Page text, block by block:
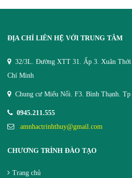
ĐỊA CHỈ LIÊN HỆ VỚI TRUNG TÂM
32/3L. Đường XTT 31. Ấp 3. Xuân
Chí Minh
Chung cư Miếu Nổi. F3. Bình Thạnh.
0945.211.555
amnhactrinhthuy@gmail.com
CHƯƠNG TRÌNH ĐÀO TẠO
Trang chủ